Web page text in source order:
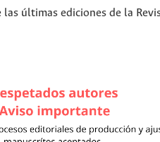
las últimas ediciones de la